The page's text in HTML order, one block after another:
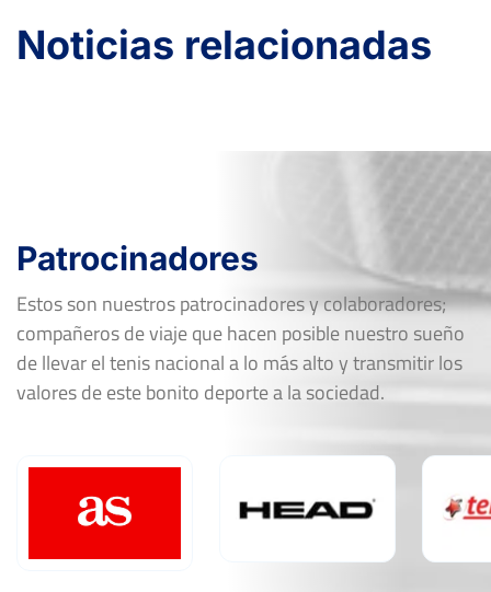
Noticias relacionadas
Patrocinadores
Estos son nuestros patrocinadores y colaboradores;
compañeros de viaje que hacen posible nuestro sueño
de llevar el tenis nacional a lo más alto y transmitir los
valores de este bonito deporte a la sociedad.